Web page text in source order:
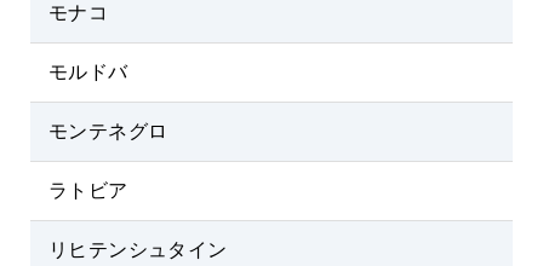
モナコ
モルドバ
モンテネグロ
ラトビア
リヒテンシュタイン